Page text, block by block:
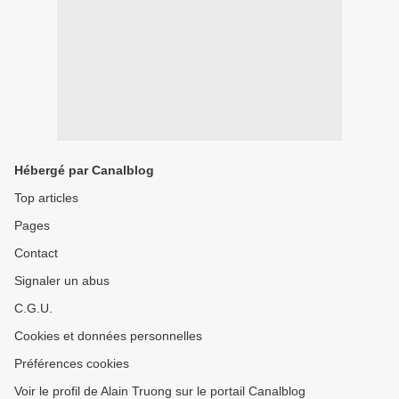
Hébergé par Canalblog
Top articles
Pages
Contact
Signaler un abus
C.G.U.
Cookies et données personnelles
Préférences cookies
Voir le profil de Alain Truong sur le portail Canalblog